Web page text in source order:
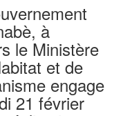
à
le Ministère
et de
engage
21 février